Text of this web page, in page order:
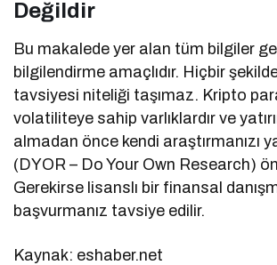
Değildir
Bu makalede yer alan tüm bilgiler
bilgilendirme amaçlıdır. Hiçbir
tavsiyesi niteliği taşımaz. Kripto
volatiliteye sahip varlıklardır ve
almadan önce kendi araştırmanızı
(DYOR – Do Your Own Research)
Gerekirse lisanslı bir finansal
başvurmanız tavsiye edilir.
Kaynak: eshaber.net